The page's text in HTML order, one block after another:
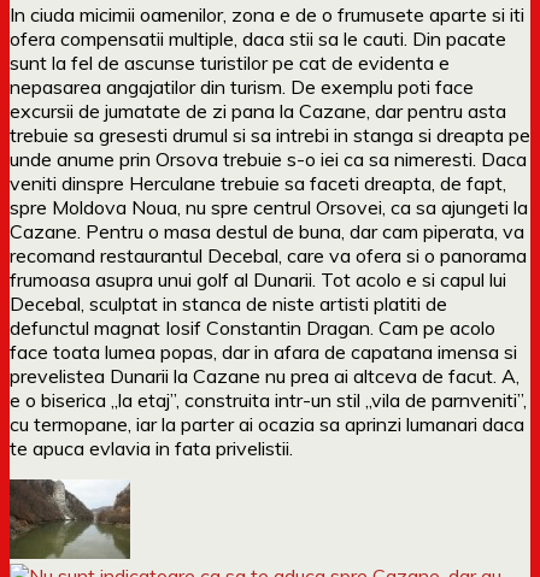
In ciuda micimii oamenilor, zona e de o frumusete aparte si iti
ofera compensatii multiple, daca stii sa le cauti. Din pacate
sunt la fel de ascunse turistilor pe cat de evidenta e
nepasarea angajatilor din turism. De exemplu poti face
excursii de jumatate de zi pana la Cazane, dar pentru asta
trebuie sa gresesti drumul si sa intrebi in stanga si dreapta pe
unde anume prin Orsova trebuie s-o iei ca sa nimeresti. Daca
veniti dinspre Herculane trebuie sa faceti dreapta, de fapt,
spre Moldova Noua, nu spre centrul Orsovei, ca sa ajungeti la
Cazane. Pentru o masa destul de buna, dar cam piperata, va
recomand restaurantul Decebal, care va ofera si o panorama
frumoasa asupra unui golf al Dunarii. Tot acolo e si capul lui
Decebal, sculptat in stanca de niste artisti platiti de
defunctul magnat Iosif Constantin Dragan. Cam pe acolo
face toata lumea popas, dar in afara de capatana imensa si
prevelistea Dunarii la Cazane nu prea ai altceva de facut. A,
e o biserica „la etaj”, construita intr-un stil „vila de parnveniti”,
cu termopane, iar la parter ai ocazia sa aprinzi lumanari daca
te apuca evlavia in fata privelistii.